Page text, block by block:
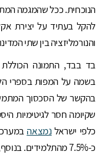
הנוכחית. ככל שהמגמה
להקל בעתיד על יצירת
והנורמליזציה בין שתי
בד בבד, התמונה הכוללת
בשמה על המפות בספרי
בהקשר של הסכסוך
שקיומה חסר לגיטימיות
כלפי ישראל נמצאה
כ-7.5% מהתלמידים.